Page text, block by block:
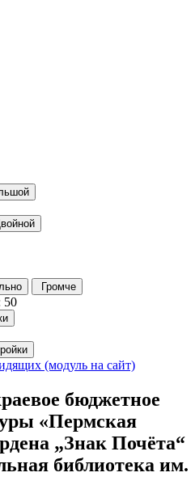
Громче
50
(модуль на сайт)
бюджетное
«Пермская
„Знак Почёта“
библиотека им.